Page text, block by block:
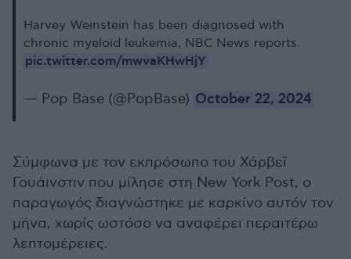
Harvey Weinstein has been diagnosed with
chronic myeloid leukemia, NBC News reports.
pic.twitter.com/mwvaKHwHjY
— Pop Base (@PopBase) October 22, 2024
Σύμφωνα με τον εκπρόσωπο του Χάρβεϊ
Γουάινστιν που μίλησε στη New York Post, ο
παραγωγός διαγνώστηκε με καρκίνο αυτόν τον
μήνα, χωρίς ωστόσο να αναφέρει περαιτέρω
λεπτομέρειες.